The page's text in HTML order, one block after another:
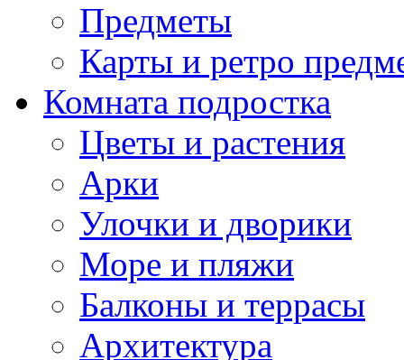
Предметы
Карты и ретро
Комната подростка
Цветы и растения
Арки
Улочки и дворики
Море и пляжи
Балконы и террасы
Архитектура